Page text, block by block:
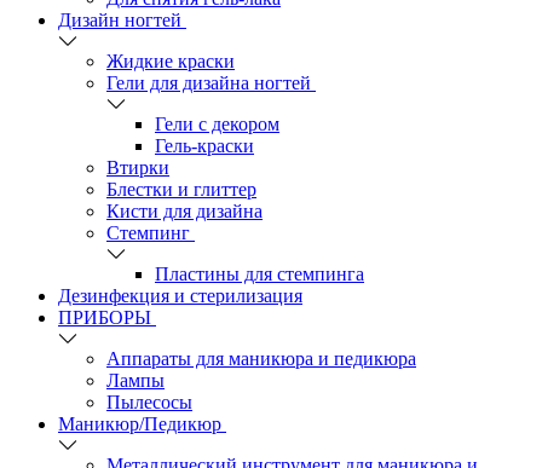
Дизайн ногтей
Жидкие краски
Гели для дизайна ногтей
Гели с декором
Гель-краски
Втирки
Блестки и глиттер
Кисти для дизайна
Стемпинг
Пластины для стемпинга
Дезинфекция и стерилизация
ПРИБОРЫ
Аппараты для маникюра и педикюра
Лампы
Пылесосы
Маникюр/Педикюр